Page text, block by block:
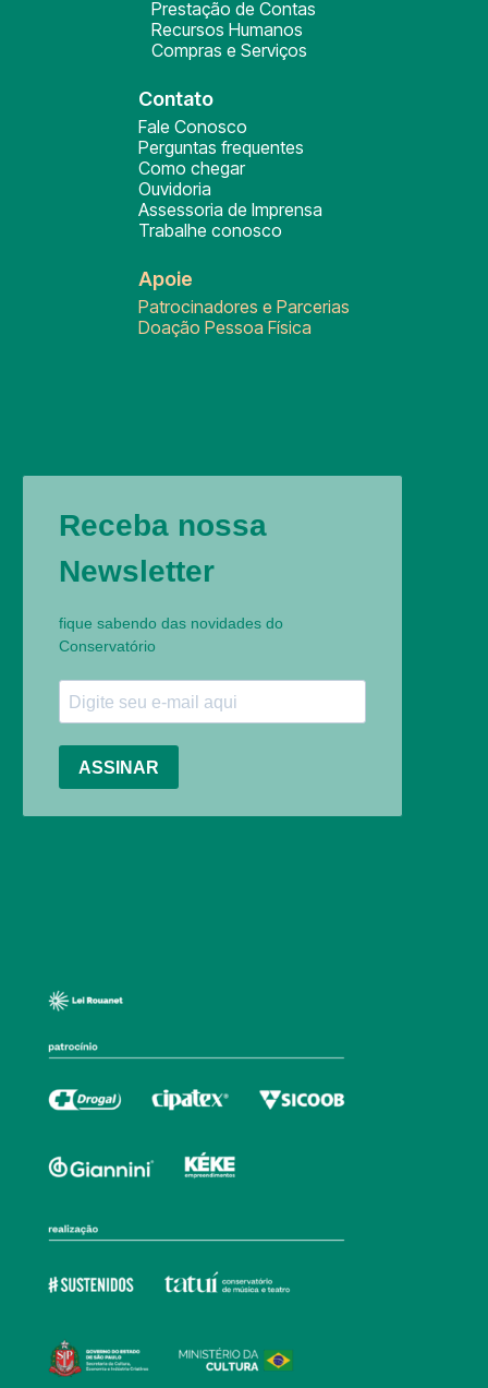
Prestação de Contas
Recursos Humanos
Compras e Serviços
Contato
Fale Conosco
Perguntas frequentes
Como chegar
Ouvidoria
Assessoria de Imprensa
Trabalhe conosco
Apoie
Patrocinadores e Parcerias
Doação Pessoa Física